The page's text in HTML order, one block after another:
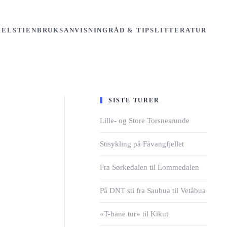
BRUKSANVISNINGRÅD & TIPSLITTERATUR
SISTE TURER
Lille- og Store Torsnesrunde
Stisykling på Fåvangfjellet
Fra Sørkedalen til Lommedalen
På DNT sti fra Saubua til Vetåbua
«T-bane tur» til Kikut